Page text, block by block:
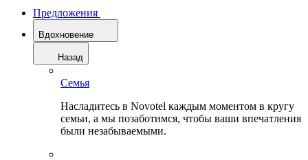
Предложения
Вдохновение
Назад
Семья
Насладитесь в Novotel каждым моментом в кругу
семьи, а мы позаботимся, чтобы ваши впечатления
были незабываемыми.